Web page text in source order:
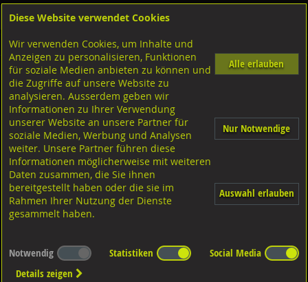
Shop Dübeltechnik Verbundankersysteme
Diverse Ausführungen Verbundankersysteme
Verbundankerpatronen
MKT Patrone V-P
Verbundankerpatronen
RM II
RSB
Diese Website verwendet Cookies
Wir verwenden Cookies, um Inhalte und
Anzeigen zu personalisieren, Funktionen
für soziale Medien anbieten zu können und
die Zugriffe auf unsere Website zu
analysieren. Ausserdem geben wir
Informationen zu Ihrer Verwendung
unserer Website an unsere Partner für
soziale Medien, Werbung und Analysen
weiter. Unsere Partner führen diese
Informationen möglicherweise mit weiteren
Daten zusammen, die Sie ihnen
bereitgestellt haben oder die sie im
Rahmen Ihrer Nutzung der Dienste
gesammelt haben.
Alle erlauben
Nur Notwendige
Auswahl erlauben
Notwendig Statistiken
Social Media
Details zeigen